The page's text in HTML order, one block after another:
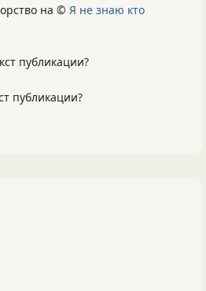
на © Я не знаю кто
публикации?
публикации?